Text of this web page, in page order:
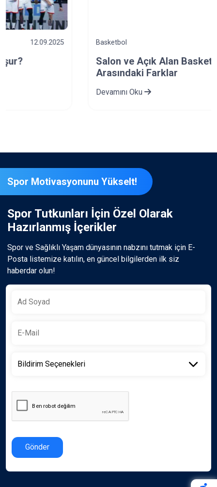
Basketbol
Salon ve Açık Alan Basketbol Topları
Arasındaki Farklar
Spor Motivasyonunu Yükselt!
Spor Tutkunları İçin Özel Olarak
Hazırlanmış İçerikler
Spor ve Sağlıklı Yaşam dünyasının nabzını tutmak için E-
Posta listemize katılın, en güncel bilgilerden ilk siz
haberdar olun!
Gönder